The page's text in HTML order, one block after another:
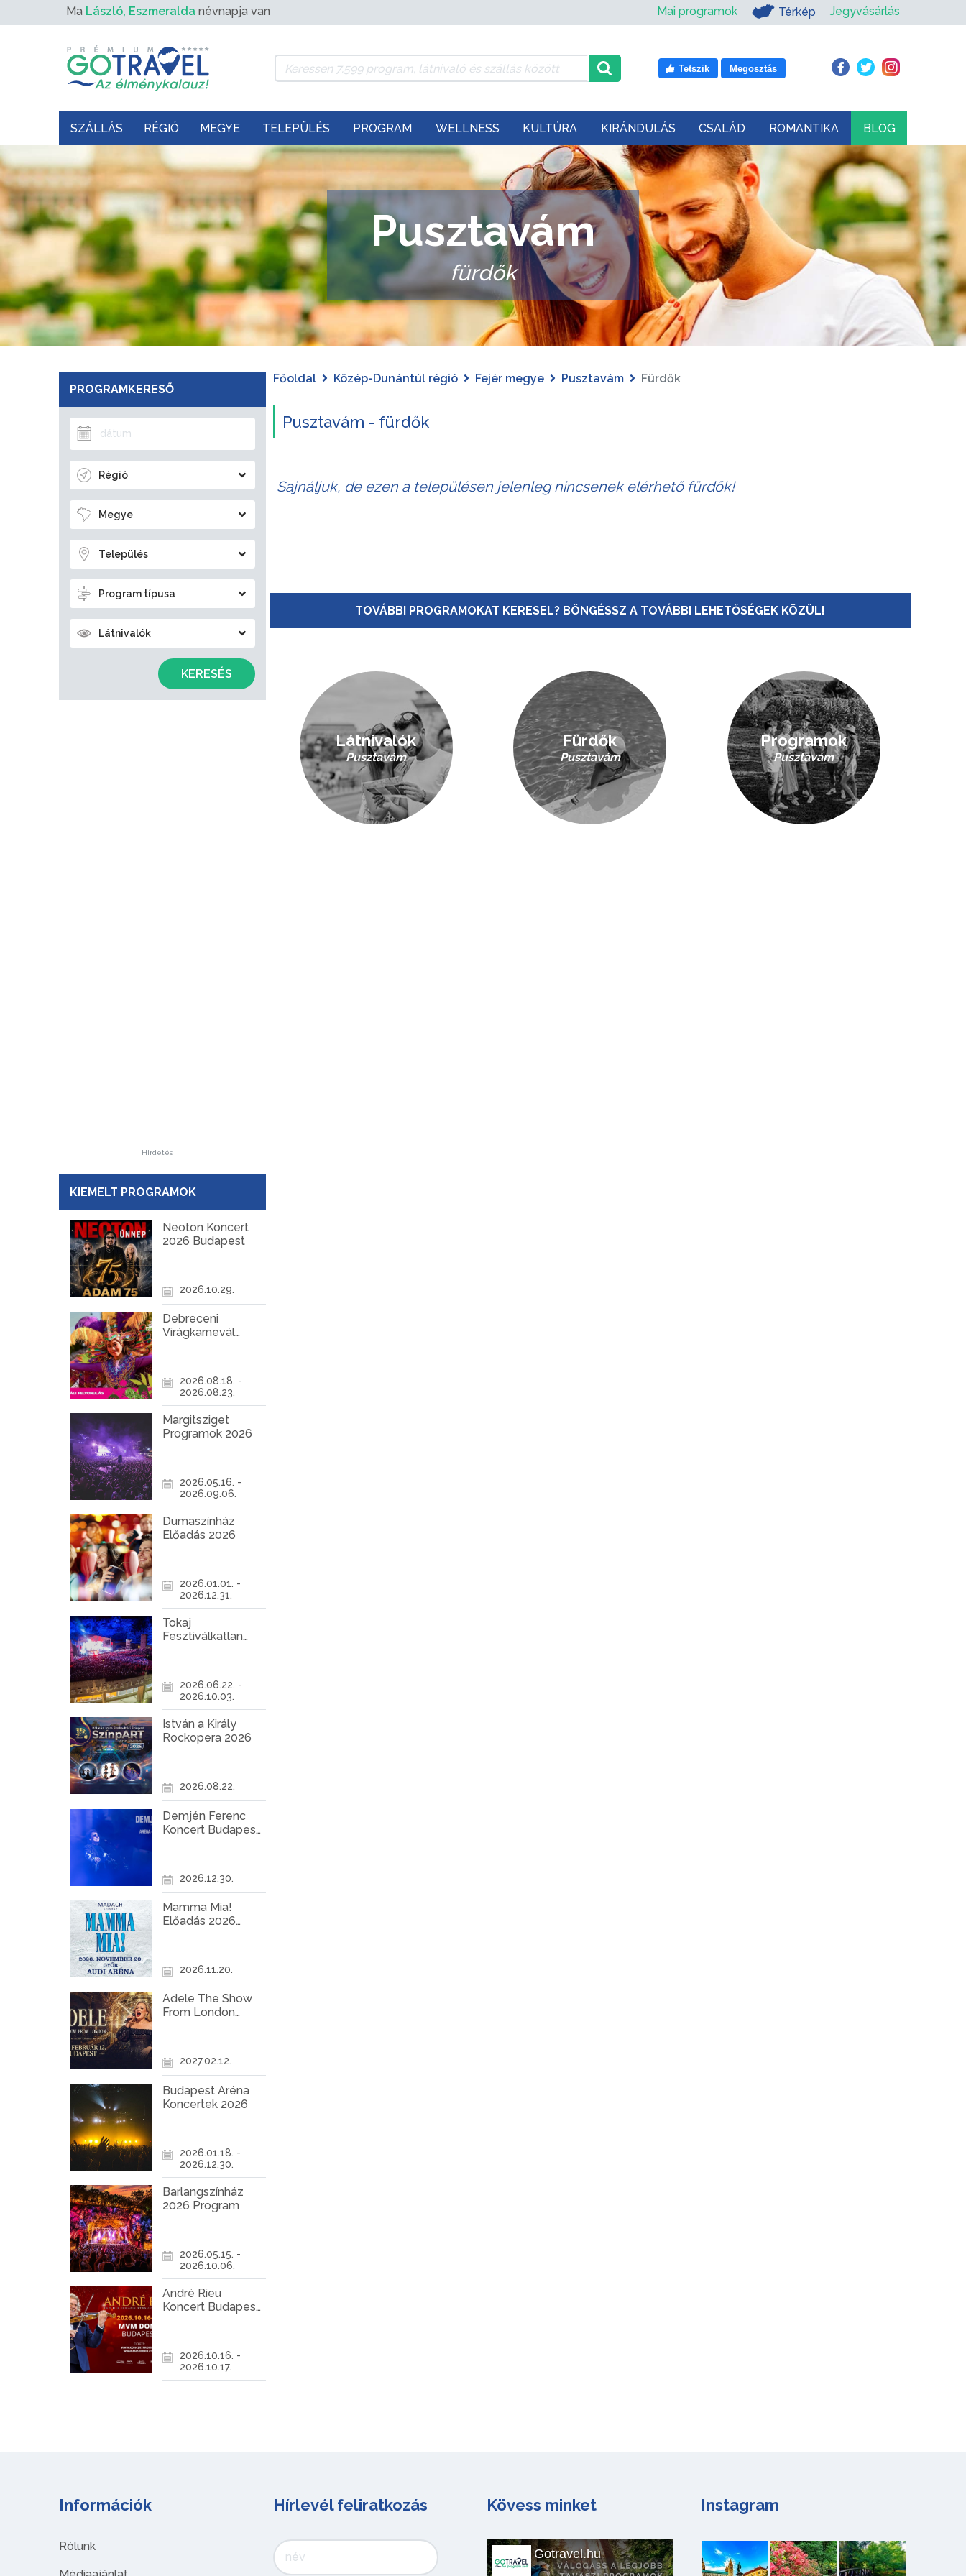
Ma László, Eszmeralda névnapja van Mai programok Térkép Jegyvásárlás
Tetszik Megosztás
SZÁLLÁS RÉGIÓ MEGYE TELEPÜLÉS PROGRAM WELLNESS KULTÚRA KIRÁNDULÁS CSALÁD ROMANTIKA BLOG
Pusztavám
fürdők
PROGRAMKERESŐ
Régió
Megye
Település
Program típusa
Látnivalók
KERESÉS
Hirdetés
KIEMELT PROGRAMOK
Neoton Koncert
2026 Budapest
2026.10.29.
Debreceni
Virágkarnevál
2026.08.18. -
2026.08.23.
Margitsziget
Programok 2026
2026.05.16. -
2026.09.06.
Dumaszínház
Előadás 2026
2026.01.01. -
2026.12.31.
Tokaj
Fesztiválkatlan
2026.06.22. -
2026.10.03.
István a Király
Rockopera 2026
2026.08.22.
Demjén Ferenc
Koncert Budapest
2026.12.30.
Mamma Mia!
Előadás 2026
2026.11.20.
Adele The Show
From London
2027.02.12.
Budapest Aréna
Koncertek 2026
2026.01.18. -
2026.12.30.
Barlangszínház
2026 Program
2026.05.15. -
2026.10.06.
André Rieu
Koncert Budapest
2026.10.16. -
2026.10.17.
Főoldal Közép-Dunántúl régió Fejér megye Pusztavám Fürdők
Pusztavám - fürdők
Sajnáljuk, de ezen a településen jelenleg nincsenek elérhető fürdők!
TOVÁBBI PROGRAMOKAT KERESEL? BÖNGÉSSZ A TOVÁBBI LEHETŐSÉGEK KÖZÜL!
Látnivalók
Pusztavám
Fürdők
Pusztavám
Programok
Pusztavám
Információk
Rólunk
Hírlevél feliratkozás Kövess minket
Gotravel.hu
Instagram